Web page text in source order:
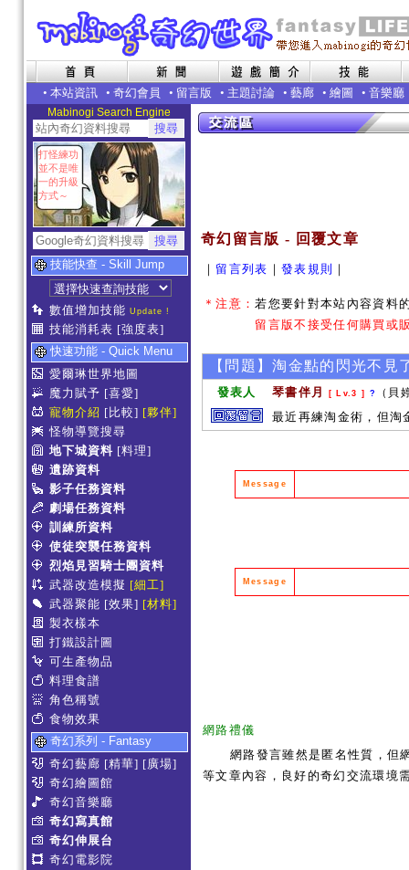
• 本站資訊 • 奇幻會員 • 留言版 • 主題討論 • 藝廊 • 繪圖 • 音樂廳
Mabinogi Search Engine
打怪練功
並不是唯
一的升級
方式～
技能快查 - Skill Jump
數值增加技能 Update !
技能消耗表 [強度表]
快速功能 - Quick Menu
愛爾琳世界地圖
魔力賦予 [喜愛]
寵物介紹 [比較] [夥伴]
怪物導覽搜尋
地下城資料 [料理]
遺跡資料
影子任務資料
劇場任務資料
訓練所資料
使徒突襲任務資料
烈焰見習騎士團資料
武器改造模擬 [細工]
武器聚能 [效果] [材料]
製衣樣本
打鐵設計圖
可生產物品
料理食譜
角色稱號
食物效果
奇幻系列 - Fantasy
奇幻藝廊 [精華] [廣場]
奇幻繪圖館
奇幻音樂廳
奇幻寫真館
奇幻伸展台
奇幻電影院
奇幻留言版 - 回覆文章
｜ 留言列表 ｜發表規則 ｜
＊注意：若您要針對本站內容資料
留言版不接受任何購買或販
【問題】淘金點的閃光不見
發表人 琴書伴月 [ Lv.3 ] ? （貝
最近再練淘金術，但淘
Message
Message
網路禮儀
網路發言雖然是匿名性質，但
等文章內容，良好的奇幻交流環境